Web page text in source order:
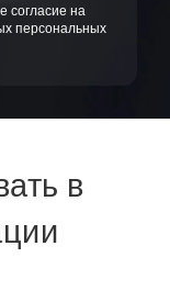
согласие на
персональных
в